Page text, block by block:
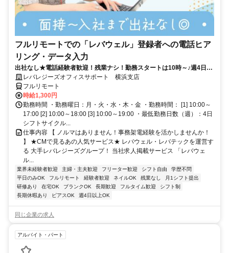
フルリモートでの「レバウェル」登録者への電話ヒア
リング・データ入力
出社なし★電話経験者歓迎！残業ナシ！勤務スタートは10時～♪週4日～
×実働6ｈ～/平日のみ◎
レバレジーズオフィスサポート 横浜支店
フルリモート
時給1,300円
勤務時間 ・勤務曜日：月・火・水・木・金 ・勤務時間： [1] 10:00～
17:00 [2] 10:00～18:00 [3] 10:00～19:00 ・最低勤務日数（週）：4日
シフトサイクル...
仕事内容 【 ノルマはありません！事務架電経験を活かしませんか！
】 ★CMで見るあの人気サービス★ レバウェル・レバテックを運営す
る 大手レバレジーズグループ！ 当社求人掲載サービス 「レバウェ
ル...
業界未経験者歓迎 主婦・主夫歓迎 フリーター歓迎 シフト自由
学歴不問
平日のみOK
フルリモート 経験者歓迎 ネイルOK 残業なし
月1シフト提出
研修あり
在宅OK ブランクOK 長期歓迎 フルタイム歓迎
シフト制
長期休暇あり
ピアスOK 週4日以上OK
同じ企業の求人
アルバイト・パート